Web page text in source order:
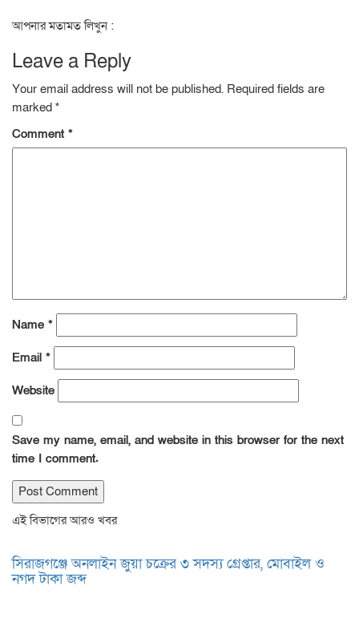
আপনার মতামত লিখুন :
Leave a Reply
Your email address will not be published. Required fields are
marked *
Comment *
Name *
Email *
Website
Save my name, email, and website in this browser for the next
time I comment.
এই বিভাগের আরও খবর
সিরাজগঞ্জে অনলাইন জুয়া চক্রের ৩ সদস্য গ্রেপ্তার, মোবাইল ও
নগদ টাকা জব্দ